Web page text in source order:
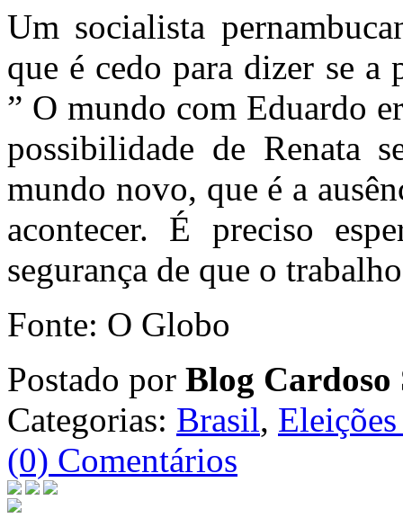
Um socialista
que é cedo para dizer se a
” O mundo com Eduardo
possibilidade de Renata
mundo novo, que é a
acontecer. É preciso
segurança de que o
Fonte: O Globo
Postado por Blog Cardoso
Categorias: Brasil,
(0) Comentários